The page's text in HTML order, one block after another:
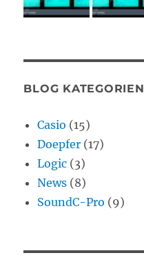
BLOG KATEGORIEN
Casio (15)
Doepfer (17)
Logic (3)
News (8)
SoundC-Pro (9)